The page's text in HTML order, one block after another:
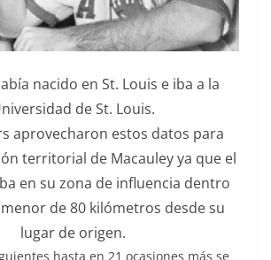
nacido en St. Louis e iba a la
de St. Louis.
aprovecharon estos datos para
territorial de Macauley ya que el
en su zona de influencia dentro
de 80 kilómetros desde su
lugar de origen.
hasta en 21 ocasiones más se